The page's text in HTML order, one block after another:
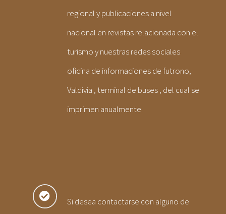
regional y publicaciones a nivel
nacional en revistas relacionada con el
turismo y nuestras redes sociales
oficina de informaciones de futrono,
Valdivia , terminal de buses , del cual se
imprimen anualmente
Si desea contactarse con alguno de